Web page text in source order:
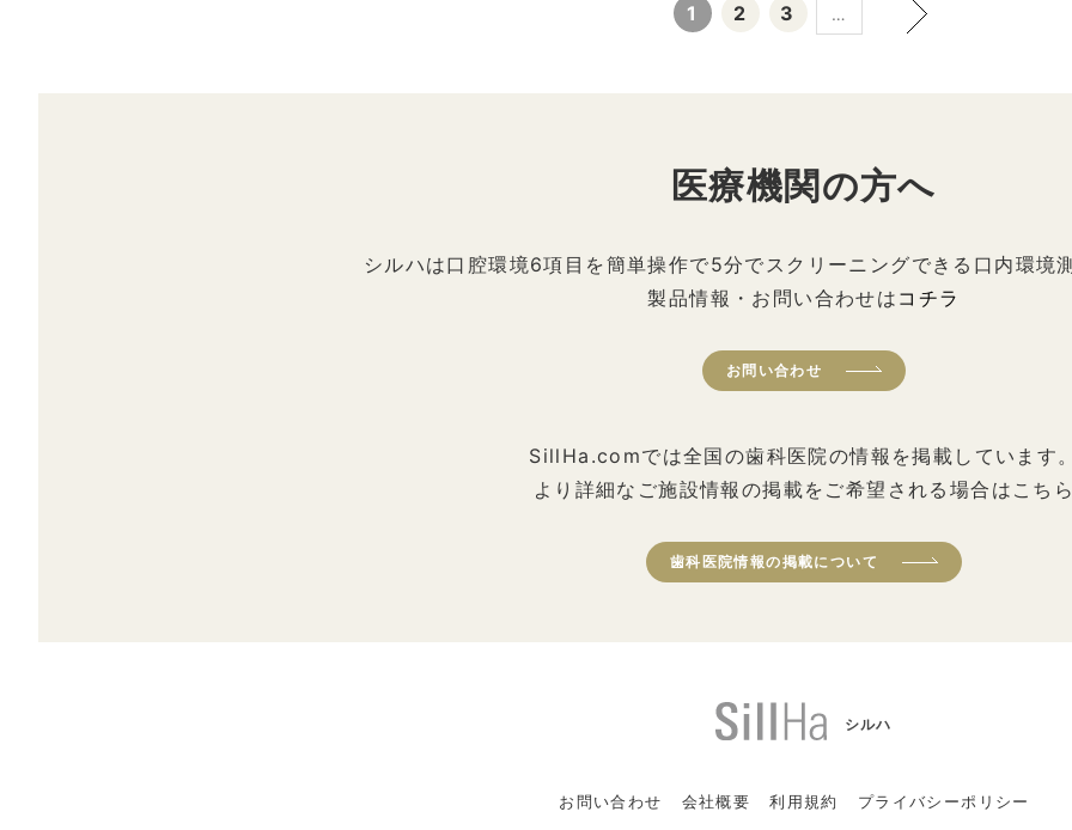
1 2 3 …
医療機関の方へ
シルハは口腔環境6項目を簡単操作で5分でスクリーニングできる口内環境
製品情報・お問い合わせは コチラ
お問い合わせ
SillHa.comでは全国の歯科医院の情報を掲載しています
より詳細なご施設情報の掲載をご希望される場合はこち
歯科医院情報の掲載について
シルハ
お問い合わせ 会社概要 利用規約 プライバシーポリシー